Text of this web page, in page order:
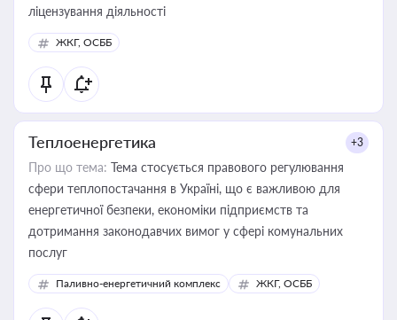
ліцензування діяльності
ЖКГ, ОСББ
Теплоенергетика +3
Про що тема: Тема стосується правового регулювання
сфери теплопостачання в Україні, що є важливою для
енергетичної безпеки, економіки підприємств та
дотримання законодавчих вимог у сфері комунальних
послуг
Паливно-енергетичний комплекс ЖКГ, ОСББ